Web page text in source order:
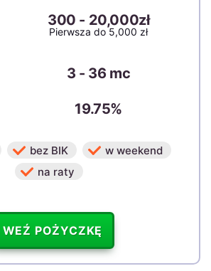
300 - 20,000zł
Pierwsza do 5,000 zł
3 - 36 mc
19.75%
bez BIK
w weekend
na raty
WEŹ POŻYCZKĘ